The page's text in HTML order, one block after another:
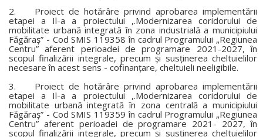
2. Proiect de hotărâre privind aprobarea implementării
etapei a Il-a a proiectului ,.Modernizarea coridorului de
mobilitate urbană integrată în zona industrială a municipiului
Făgăraş” - Cod SMIS 119358 în cadrul Programului „Regiunea
Centru” aferent perioadei de programare 2021-2027, în
scopul finalizării integrale, precum şi susţinerea cheltuielilor
necesare în acest sens - cofinanţare, cheltuieli neeligibile.
3. Proiect de hotărâre privind aprobarea implementării
etapei a Il-a a proiectului ,.Modernizarea coridorului de
mobilitate urbană integrată în zona centrală a municipiului
Făgăraş” - Cod SMIS 119359 în cadrul Programului „Regiunea
Centru” aferent perioadei de programare 2021- 2027, în
scopul finalizării integrale, precum şi susţinerea cheltuielilor